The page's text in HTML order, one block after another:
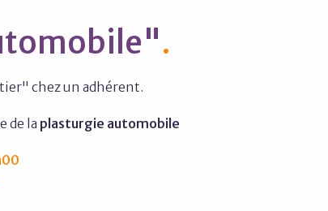
chez un adhérent.
de la plasturgie automobile